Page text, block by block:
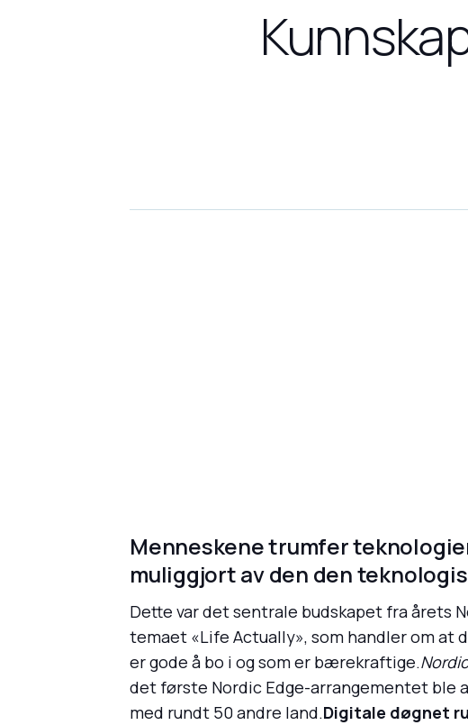
Menneskene trumfer
muliggjort av den den
Dette var det sentrale budskapet fra årets
temaet «Life Actually», som handler om at
er gode å bo i og som er bærekraftige.
det første Nordic Edge-arrangementet ble
med rundt 50 andre land.Digitale døgnet